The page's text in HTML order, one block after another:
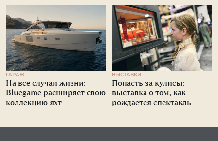
ГАРАЖ
На все случаи жизни:
Bluegame расширяет свою
коллекцию яхт
ВЫСТАВКИ
Попасть за кулисы:
выставка о том, как
рождается спектакль